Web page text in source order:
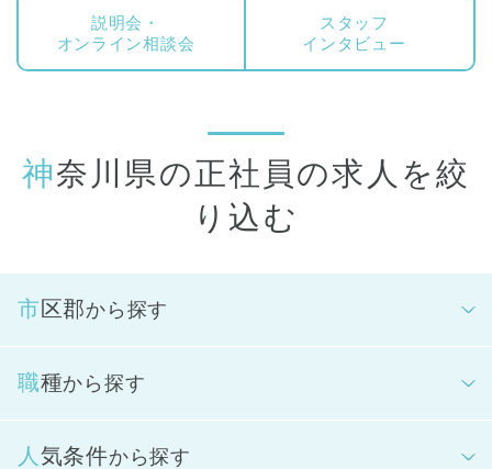
象となります。
説明会・
オンライン相談会
スタッフ
インタビュー
神奈川県の正社員の求人を絞
り込む
市区郡から探す
職種から探す
人気条件から探す